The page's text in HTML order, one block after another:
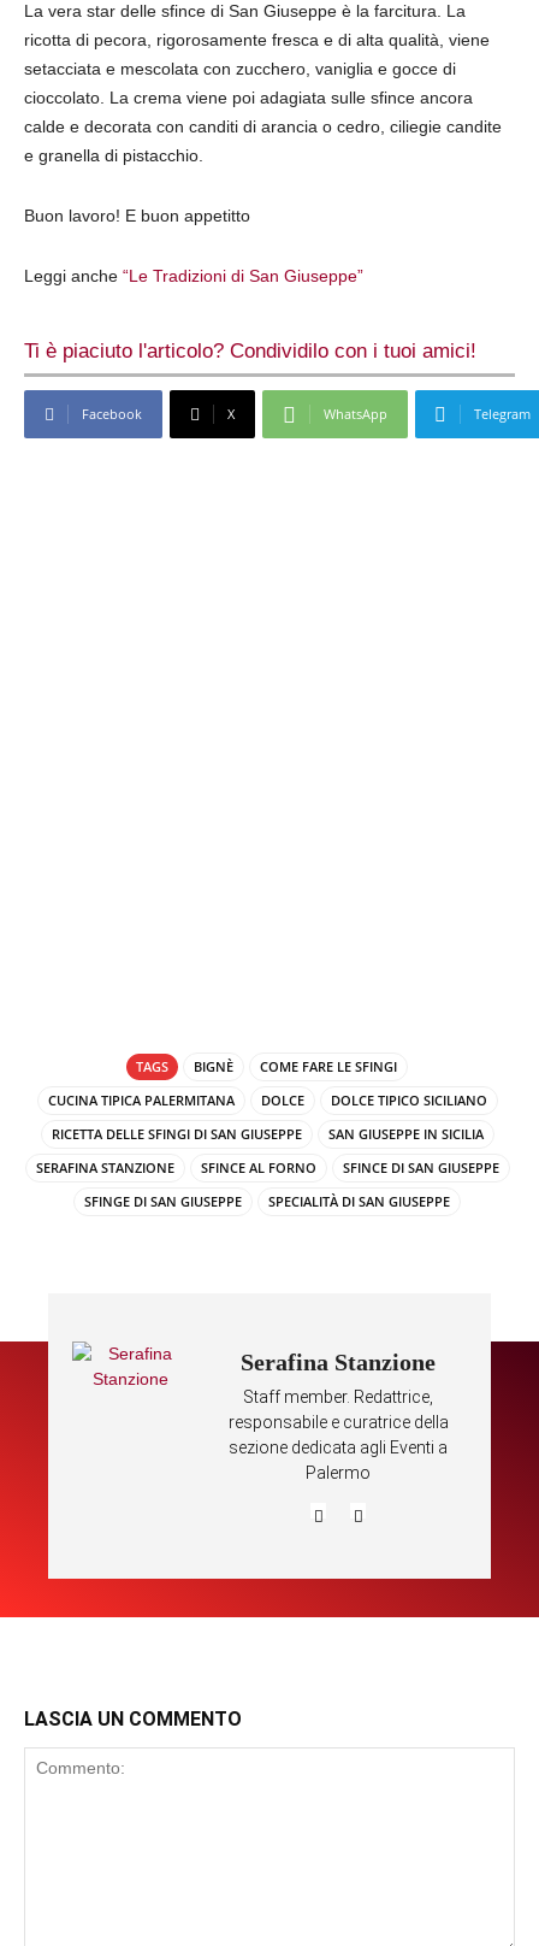
La vera star delle sfince di San Giuseppe è la farcitura. La
ricotta di pecora, rigorosamente fresca e di alta qualità, viene
setacciata e mescolata con zucchero, vaniglia e gocce di
cioccolato. La crema viene poi adagiata sulle sfince ancora
calde e decorata con canditi di arancia o cedro, ciliegie candite
e granella di pistacchio.
Buon lavoro! E buon appetitto
Leggi anche “Le Tradizioni di San Giuseppe”
Ti è piaciuto l'articolo? Condividilo con i tuoi amici!
Facebook X WhatsApp Telegram
TAGS BIGNÈ
COME FARE LE SFINGI
CUCINA TIPICA PALERMITANA
DOLCE
DOLCE TIPICO SICILIANO
RICETTA DELLE SFINGI DI SAN GIUSEPPE
SAN GIUSEPPE IN SICILIA
SERAFINA STANZIONE
SFINCE AL FORNO
SFINCE DI SAN GIUSEPPE
SFINGE DI SAN GIUSEPPE
SPECIALITÀ DI SAN GIUSEPPE
Serafina Stanzione
Staff member. Redattrice,
responsabile e curatrice della
sezione dedicata agli Eventi a
Palermo
LASCIA UN COMMENTO